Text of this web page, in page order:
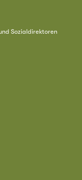
Sozialdirektoren